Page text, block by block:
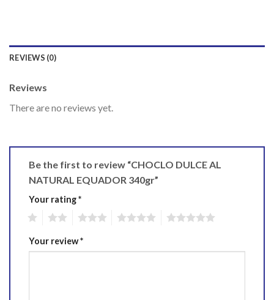
REVIEWS (0)
Reviews
There are no reviews yet.
Be the first to review “CHOCLO DULCE AL
NATURAL EQUADOR 340gr”
Your rating*
Your review*